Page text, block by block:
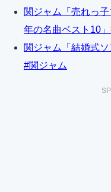
関ジャム「売れっ
年の名曲ベスト10
関ジャム「結婚式
#関ジャム